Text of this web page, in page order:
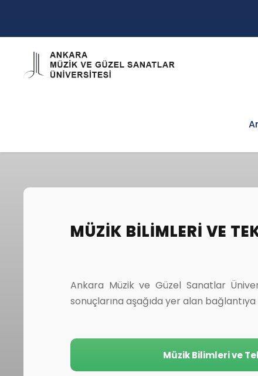
MÜZIK BILIMLERI VE
Ankara Müzik ve Güzel Sanatlar
sonuçlarına aşağıda yer alan
Müzik Bilimleri ve